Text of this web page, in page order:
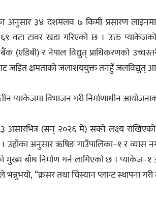
अनुसार ३४ दशमलव ७ किमी प्रसारण
वटा टावर खडा गरिएको छ । उक्त प्याकेजको
(एडिबी) र नेपाल विद्युत् प्राधिकरणको
जडित क्षमताको जलाशययुक्त तनहुँ जलविद्युत्
प्याकेजमा विभाजन गरी निर्माणाधीन
असारभित्र (सन् २०२६ मे) सक्ने लक्ष्य
उहाँका अनुसार ऋषिङ गाउँपालिका–१ र व्यास
मुख्य बाँध निर्माण गर्न लागिएको छ । प्याकेज–१
“क्रसर तथा चिस्यान प्लान्ट स्थापना